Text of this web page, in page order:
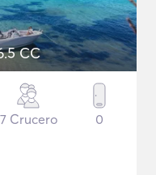
CC
7 Crucero 0